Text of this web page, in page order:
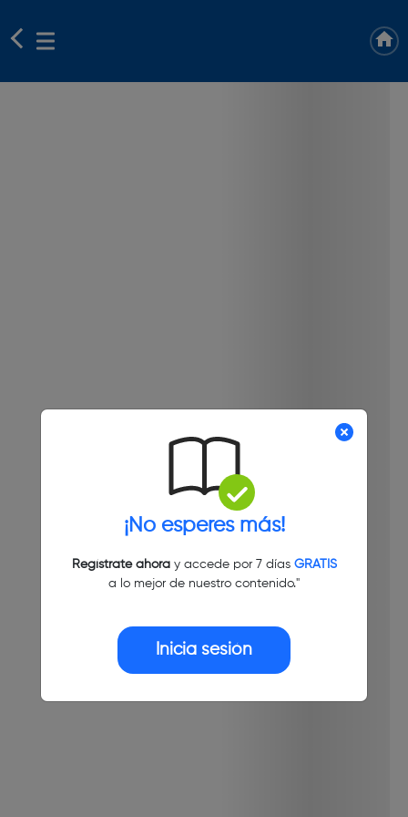
¡No esperes más!
Regístrate ahoray accede por 7 días GRATIS
a lo mejor de nuestro contenido."
Inicia sesión